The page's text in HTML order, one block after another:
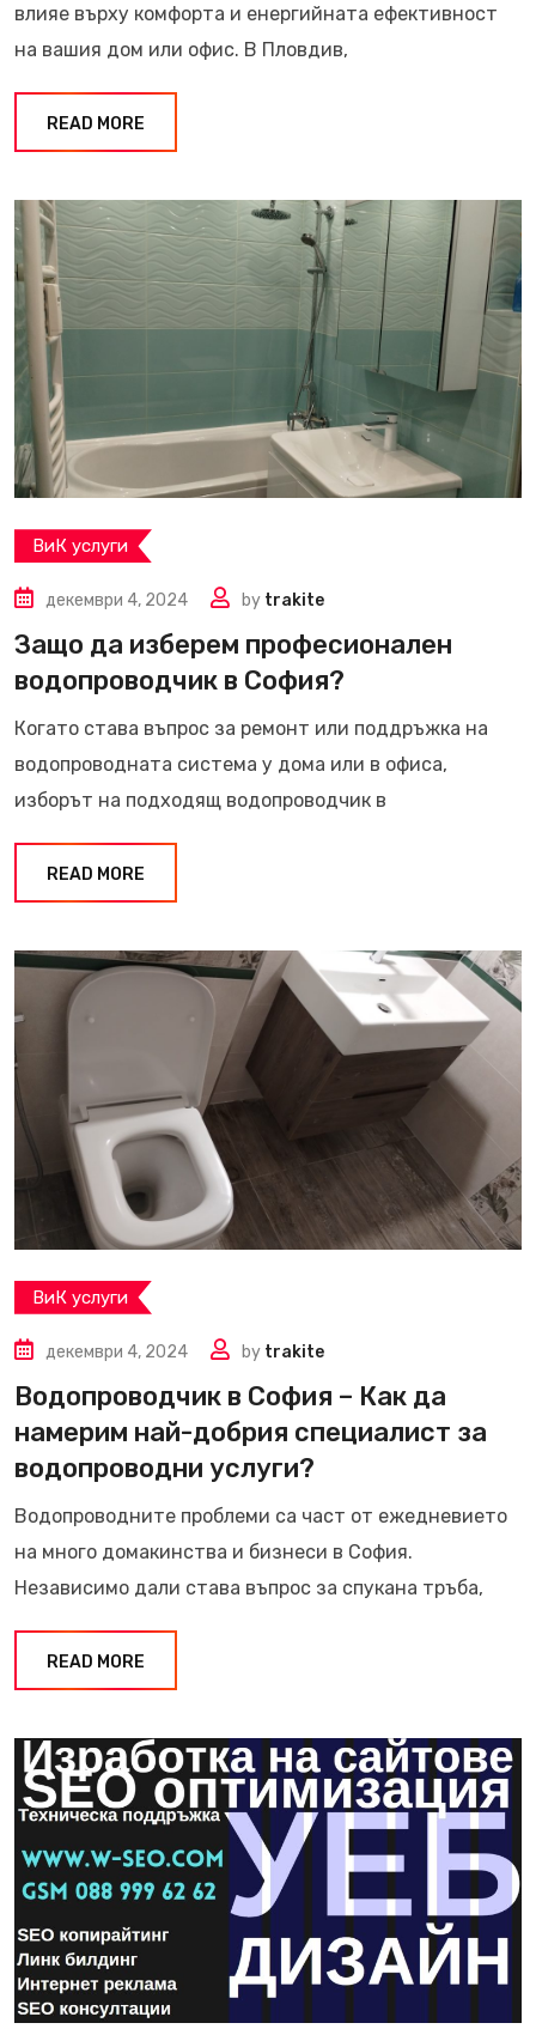
влияе върху комфорта и енергийната ефективност
на вашия дом или офис. В Пловдив,
READ MORE
ВиК услуги
декември 4, 2024 by trakite
Защо да изберем професионален
водопроводчик в София?
Когато става въпрос за ремонт или поддръжка на
водопроводната система у дома или в офиса,
изборът на подходящ водопроводчик в
READ MORE
ВиК услуги
декември 4, 2024 by trakite
Водопроводчик в София – Как да
намерим най-добрия специалист за
водопроводни услуги?
Водопроводните проблеми са част от ежедневието
на много домакинства и бизнеси в София.
Независимо дали става въпрос за спукана тръба,
READ MORE